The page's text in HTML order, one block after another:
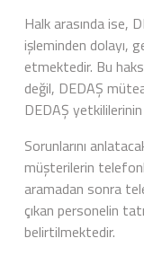
Halk arasında ise,
işleminden dolayı,
etmektedir. Bu
değil, DEDAŞ
DEDAŞ
Sorunlarını
müşterilerin
aramadan sonra
çıkan personelin
belirtilmektedir.